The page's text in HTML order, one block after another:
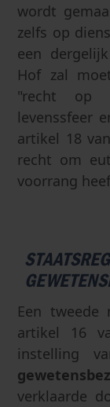
wordt
zelfs op
een
Hof zal
"recht op
levenssfeer
artikel 18
recht om
voorrang
Een tweede
artikel 16
instelling
verklaarde